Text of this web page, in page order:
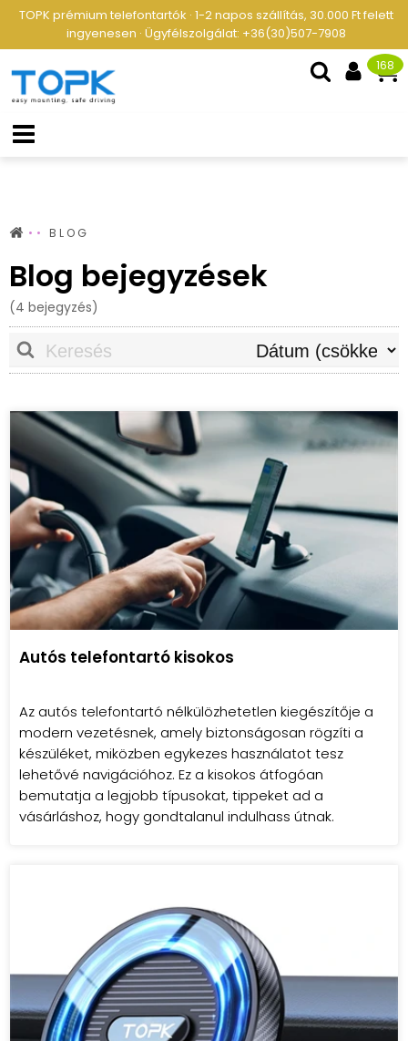
TOPK prémium telefontartók · 1-2 napos szállítás, 30.000 Ft felett
ingyenesen · Ügyfélszolgálat: +36(30)507-7908
168
BLOG
Blog bejegyzések
(4 bejegyzés)
Autós telefontartó kisokos
Az autós telefontartó nélkülözhetetlen kiegészítője a
modern vezetésnek, amely biztonságosan rögzíti a
készüléket, miközben egykezes használatot tesz
lehetővé navigációhoz. Ez a kisokos átfogóan
bemutatja a legjobb típusokat, tippeket ad a
vásárláshoz, hogy gondtalanul indulhass útnak.